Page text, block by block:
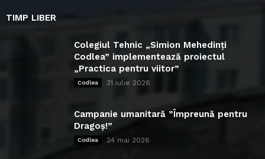
TIMP LIBER
Colegiul Tehnic „Simion Mehedinți
Codlea” implementează proiectul
„Practica pentru viitor”
Codlea 31 iulie 2026
Campanie umanitară ”Împreună pentru
Dragoș!”
Codlea 24 mai 2026